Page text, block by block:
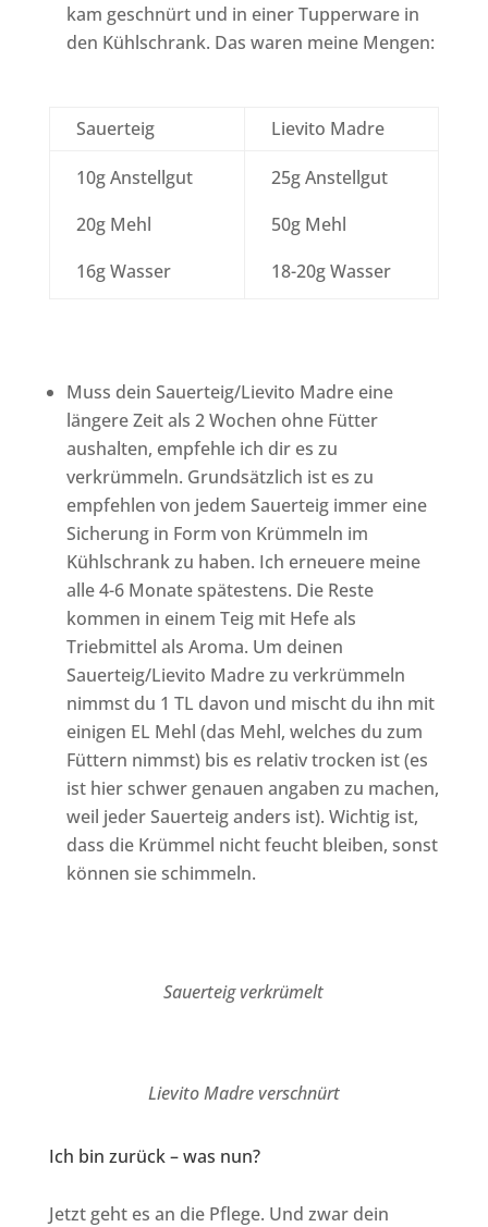
kam geschnürt und in einer Tupperware in
den Kühlschrank. Das waren meine Mengen:
Sauerteig Lievito Madre
10g Anstellgut
20g Mehl
16g Wasser
25g Anstellgut
50g Mehl
18-20g Wasser
Muss dein Sauerteig/Lievito Madre eine
längere Zeit als 2 Wochen ohne Fütter
aushalten, empfehle ich dir es zu
verkrümmeln. Grundsätzlich ist es zu
empfehlen von jedem Sauerteig immer eine
Sicherung in Form von Krümmeln im
Kühlschrank zu haben. Ich erneuere meine
alle 4-6 Monate spätestens. Die Reste
kommen in einem Teig mit Hefe als
Triebmittel als Aroma. Um deinen
Sauerteig/Lievito Madre zu verkrümmeln
nimmst du 1 TL davon und mischt du ihn mit
einigen EL Mehl (das Mehl, welches du zum
Füttern nimmst) bis es relativ trocken ist (es
ist hier schwer genauen angaben zu machen,
weil jeder Sauerteig anders ist). Wichtig ist,
dass die Krümmel nicht feucht bleiben, sonst
können sie schimmeln.
Sauerteig verkrümelt
Lievito Madre verschnürt
Ich bin zurück – was nun?
Jetzt geht es an die Pflege. Und zwar dein